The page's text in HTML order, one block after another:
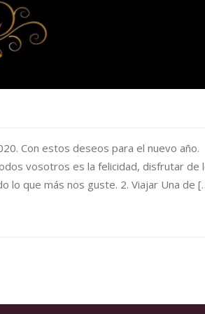
Con estos deseos para el nuevo año.
vosotros es la felicidad, disfrutar de
lo que más nos guste. 2. Viajar Una de